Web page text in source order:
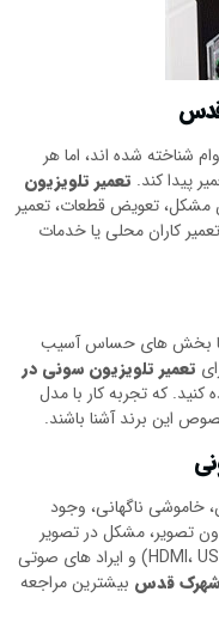
قدس
شناخته شده اند، اما هر
پیدا کند. تعمیر تلویزیون
تعویض قطعات، تعمیر
کاران محلی یا خدمات
یا بخش های حساس آسیب
تعمیر تلویزیون سونی در
کنید. که تجربه کار با مدل
این برند آشنا باشند.
خاموشی ناگهانی، وجود
تصویر، مشکل در تصویر
(فریز، پرش)، ایراد های مربوط به ورودی ها (HDMI، USB) و ایراد های صوتی
شهرک قدس بیشترین مراجعه